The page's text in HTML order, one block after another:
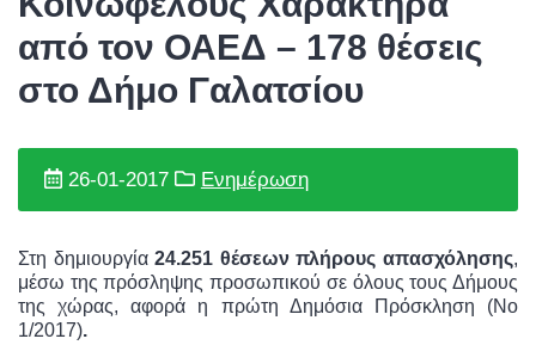
από τον ΟΑΕΔ – 178 θέσεις
στο Δήμο Γαλατσίου
26-01-2017 Ενημέρωση
Στη δημιουργία24.251 θέσεων πλήρους απασχόλησης,
μέσω της πρόσληψης προσωπικού σε όλους τους Δήμους
της χώρας, αφορά η πρώτη Δημόσια Πρόσκληση (Νο
1/2017).